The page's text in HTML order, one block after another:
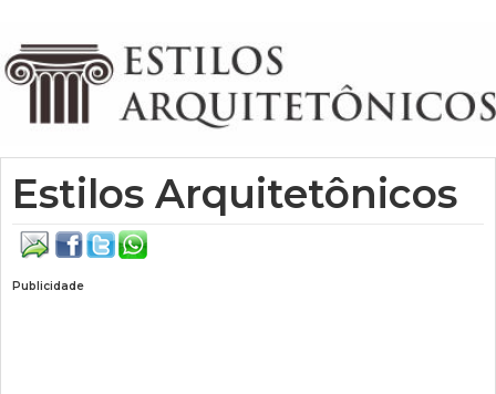
Estilos Arquitetônicos
Publicidade